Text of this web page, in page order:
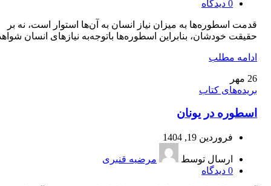
0 دیدگاه
قدمت اسطوره‌ها به ميزان نياز انسان به آن‌ها استوار است، نه بر
حقيقت خودشان، بنابراين اسطوره‌ها باتوجه‌به نيازهای انسان
ادامه مطلب
26 مهر
بریده‌های کتاب
اسطوره در یونان
فروردین 19, 1404
ارسال توسط
مرضیه قنبری
0 دیدگاه